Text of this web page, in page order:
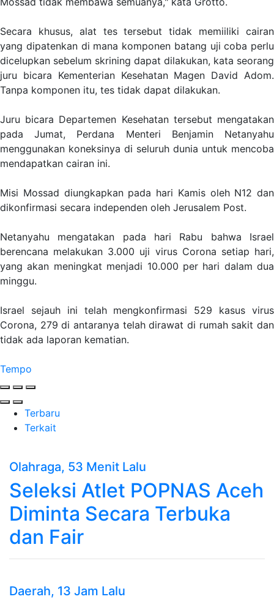
Secara khusus, alat tes tersebut tidak memiiliki cairan
yang dipatenkan di mana komponen batang uji coba perlu
dicelupkan sebelum skrining dapat dilakukan, kata seorang
juru bicara Kementerian Kesehatan Magen David Adom.
Tanpa komponen itu, tes tidak dapat dilakukan.
Juru bicara Departemen Kesehatan tersebut mengatakan
pada Jumat, Perdana Menteri Benjamin Netanyahu
menggunakan koneksinya di seluruh dunia untuk mencoba
mendapatkan cairan ini.
Misi Mossad diungkapkan pada hari Kamis oleh N12 dan
dikonfirmasi secara independen oleh Jerusalem Post.
Netanyahu mengatakan pada hari Rabu bahwa Israel
berencana melakukan 3.000 uji virus Corona setiap hari,
yang akan meningkat menjadi 10.000 per hari dalam dua
minggu.
Israel sejauh ini telah mengkonfirmasi 529 kasus virus
Corona, 279 di antaranya telah dirawat di rumah sakit dan
tidak ada laporan kematian.
Tempo
Terbaru
Terkait
Olahraga, 53 Menit Lalu
Seleksi Atlet POPNAS Aceh
Diminta Secara Terbuka
dan Fair
Daerah, 13 Jam Lalu